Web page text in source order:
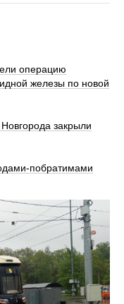
операцию
железы по новой
закрыли
побратимами